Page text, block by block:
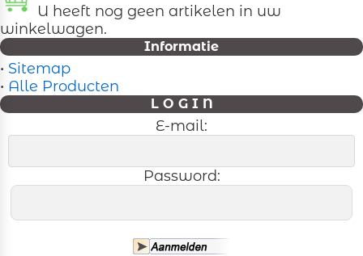
U heeft nog geen artikelen in uw
winkelwagen.
Informatie
• Sitemap
• Alle Producten
L O G I N
E-mail:
Password: